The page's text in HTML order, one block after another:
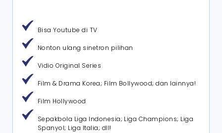
Bisa Youtube di TV
Nonton ulang sinetron pilihan
Vidio Original Series
Film & Drama Korea; Film Bollywood; dan lainnya!
Film Hollywood
Sepakbola Liga Indonesia; Liga Champions; Liga
Spanyol; Liga Italia; dll!